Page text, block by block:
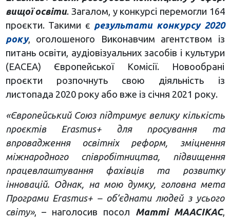
вищої освіти. Загалом, у конкурсі перемогли 164
проєкти. Такими є результати конкурсу 2020
року, оголошеного Виконавчим агентством із
питань освіти, аудіовізуальних засобів і культури
(ЕАСЕА) Європейської Комісії. Новообрані
проєкти розпочнуть свою діяльність із
листопада 2020 року або вже із січня 2021 року.
«Європейський Союз підтримує велику кількість
проєктів Erasmus+ для просування та
впровадження освітніх реформ, зміцнення
міжнародного співробітництва, підвищення
працевлаштування фахівців та розвитку
інновацій. Однак, на мою думку, головна мета
Програми Erasmus+ – об’єднати людей з усього
світу», – наголосив посол Матті МААСІКАС,